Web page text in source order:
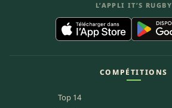
L’APPLI IT’S RUGBY
COMPÉTITIONS
Top 14